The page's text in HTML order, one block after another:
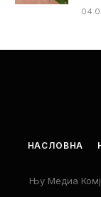
НАСЛОВНА
Њу Медиа